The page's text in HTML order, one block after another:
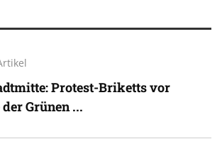
Protest-Briketts vor
Grünen ...